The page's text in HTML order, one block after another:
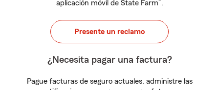
aplicación móvil de State Farm .
Presente un reclamo
¿Necesita pagar una factura?
Pague facturas de seguro actuales, administre las